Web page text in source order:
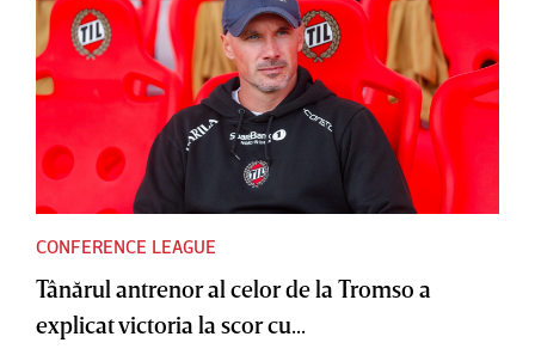
CONFERENCE LEAGUE
Tânărul antrenor al celor de la Tromso a
explicat victoria la scor cu...